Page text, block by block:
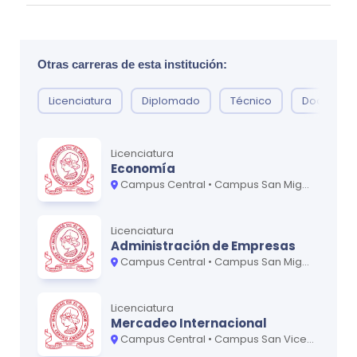
Ciclo3
Petrología
Estratigrafía
Geología de Campo
Edafología
0
Ciclo4
Otras carreras de esta institución:
Licenciatura Diplomado Técnico
Licenciatura
Economía
Campus Central • Campus San Miguel - Oriente
Licenciatura
Administración de Empresas
Campus Central • Campus San Miguel - Oriente • Campus San Vicente - Paracentral
Licenciatura
Mercadeo Internacional
Campus Central • Campus San Vicente - Paracentral